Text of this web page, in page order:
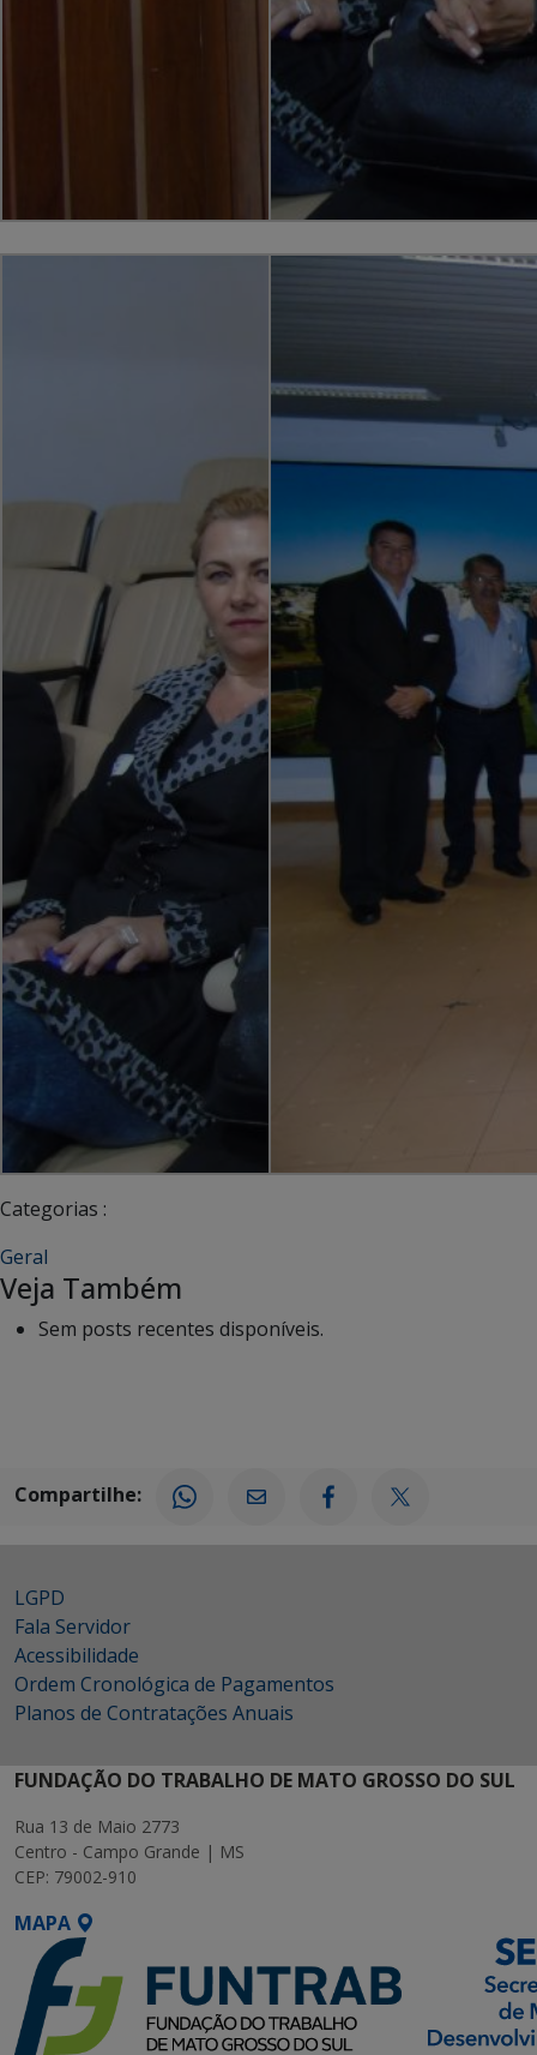
Categorias :
Geral
Veja Também
Sem posts recentes disponíveis.
Compartilhe:
LGPD
Fala Servidor
Acessibilidade
Ordem Cronológica de Pagamentos
Planos de Contratações Anuais
FUNDAÇÃO DO TRABALHO DE MATO GROSSO DO SUL
Rua 13 de Maio 2773
Centro - Campo Grande | MS
CEP: 79002-910
MAPA